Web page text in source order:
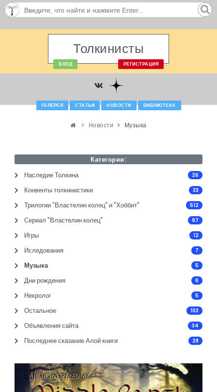
Толкинисты
ВХОД РЕГИСТРАЦИЯ
ГАЛЕРЕЯ СТАТЬИ НОВОСТИ БИБЛИОТЕКА
Новости Музыка
Категории:
Наследие Толкина
26
Конвенты толкинистики 33
Трилогии "Властелин колец" и "Хоббит" 512
Сериал "Властелин колец" 97
Игры 12
Иследования 7
Музыка 5
Дни рождения 6
Некролог 5
Остальное 103
Объявления сайта 34
Последнее сказание Алой книги 28